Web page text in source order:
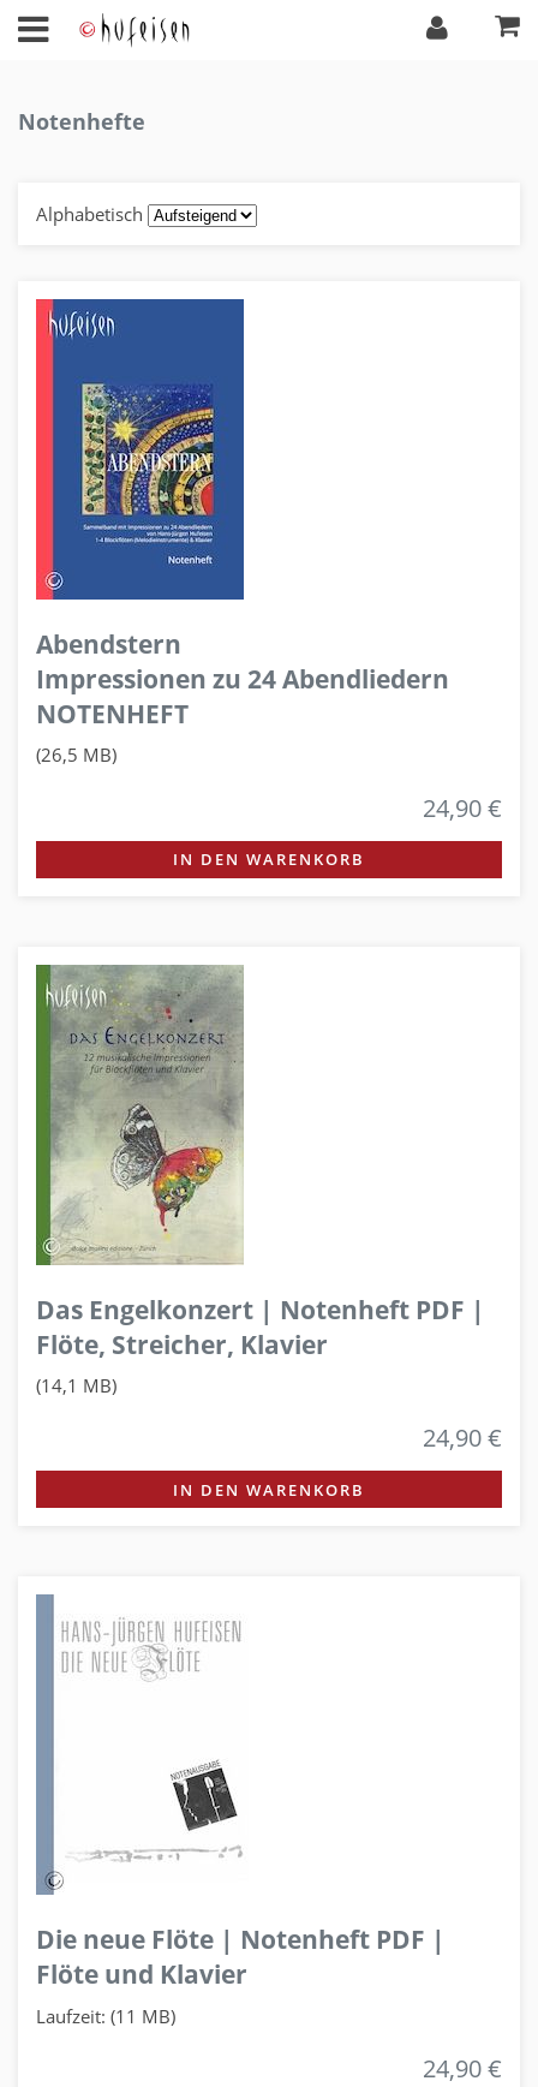
Notenhefte
Alphabetisch
Abendstern
Impressionen zu 24 Abendliedern
NOTENHEFT
(26,5 MB)
24,90 €
IN DEN WARENKORB
Das Engelkonzert | Notenheft PDF |
Flöte, Streicher, Klavier
(14,1 MB)
24,90 €
IN DEN WARENKORB
Die neue Flöte | Notenheft PDF |
Flöte und Klavier
Laufzeit: (11 MB)
24,90 €